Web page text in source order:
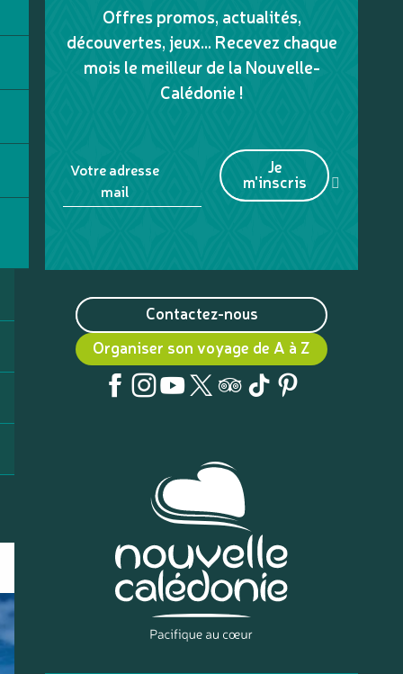
Offres promos, actualités,
découvertes, jeux... Recevez chaque
mois le meilleur de la Nouvelle-
Calédonie !
Votre adresse
mail
Je
m'inscris
Contactez-nous
Organiser son voyage de A à Z